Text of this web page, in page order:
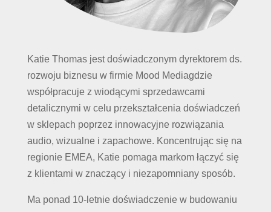
Katie Thomas jest doświadczonym dyrektorem ds.
rozwoju biznesu w firmie Mood Mediagdzie
współpracuje z wiodącymi sprzedawcami
detalicznymi w celu przekształcenia doświadczeń
w sklepach poprzez innowacyjne rozwiązania
audio, wizualne i zapachowe. Koncentrując się na
regionie EMEA, Katie pomaga markom łączyć się
z klientami w znaczący i niezapomniany sposób.
Ma ponad 10-letnie doświadczenie w budowaniu